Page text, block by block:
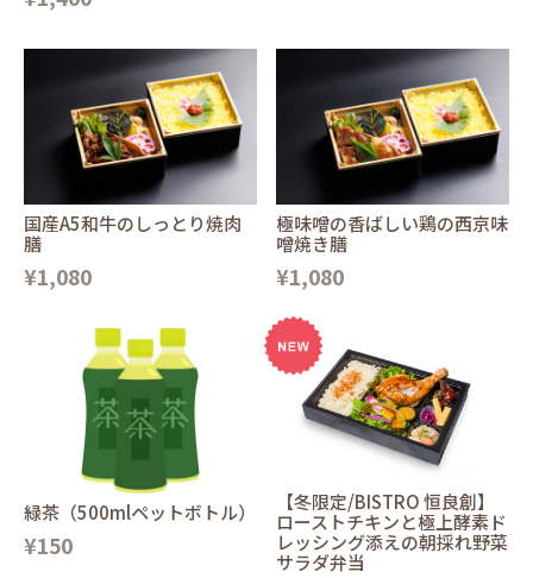
国産A5和牛のしっとり焼肉
膳
¥1,080
極味噌の香ばしい鶏の西京味
噌焼き膳
¥1,080
緑茶（500mlペットボトル）
¥150
【冬限定/BISTRO 恒良創】
ローストチキンと極上酵素ド
レッシング添えの朝採れ野菜
サラダ弁当